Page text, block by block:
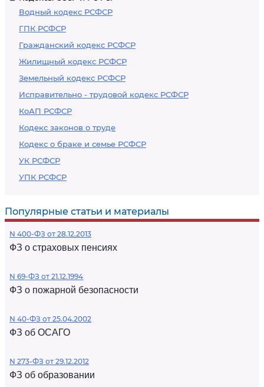
Водный кодекс РСФСР
ГПК РСФСР
Гражданский кодекс РСФСР
Жилищный кодекс РСФСР
Земельный кодекс РСФСР
Исправительно - трудовой кодекс РСФСР
КоАП РСФСР
Кодекс законов о труде
Кодекс о браке и семье РСФСР
УК РСФСР
УПК РСФСР
Популярные статьи и материалы
N 400-ФЗ от 28.12.2013
ФЗ о страховых пенсиях
N 69-ФЗ от 21.12.1994
ФЗ о пожарной безопасности
N 40-ФЗ от 25.04.2002
ФЗ об ОСАГО
N 273-ФЗ от 29.12.2012
ФЗ об образовании